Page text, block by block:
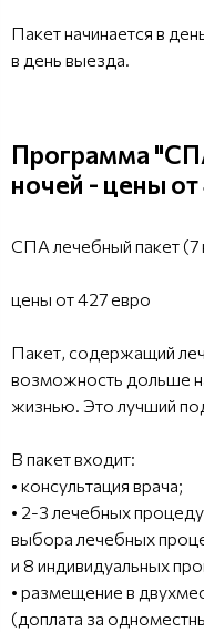
Пакет начинается в
в день выезда.
Программа
ночей - цены от
СПА лечебный пакет (7
цены от 427 евро
Пакет, содержащий
возможность дольше
жизнью. Это лучший
В пакет входит:
• консультация врача;
• 2-3 лечебных
выбора лечебных
и 8 индивидуальных
• размещение в
(доплата за